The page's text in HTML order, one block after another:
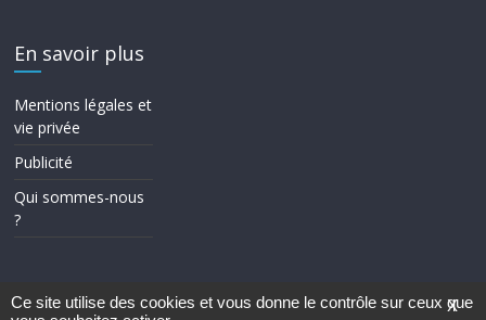
En savoir plus
Mentions légales et
vie privée
Publicité
Qui sommes-nous
?
X
Ce site utilise des cookies et vous donne le contrôle sur ceux que